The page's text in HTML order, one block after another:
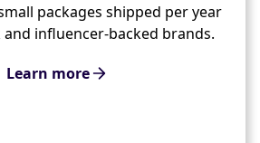
packages shipped per year
and influencer-backed brands.
Learn more